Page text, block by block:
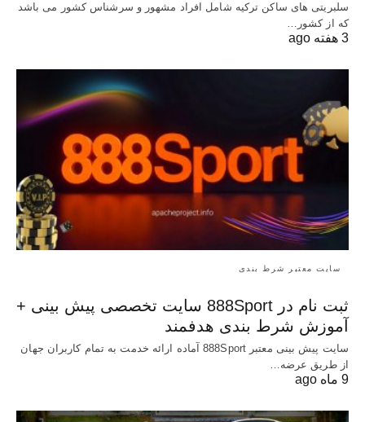
سلبریتی های ساکن ترکیه شامل افراد مشهور و سرشناس کشور می باشد
که از کشور…
3 هفته ago
سایت معتبر شرط بندی
ثبت نام در 888Sport سایت تخصصی پیش بینی +
آموزش شرط بندی هدفمند
سایت پیش بینی معتبر 888Sport آماده ارائه خدمت به تمام کاربران جهان
از طریق عرضه…
9 ماه ago